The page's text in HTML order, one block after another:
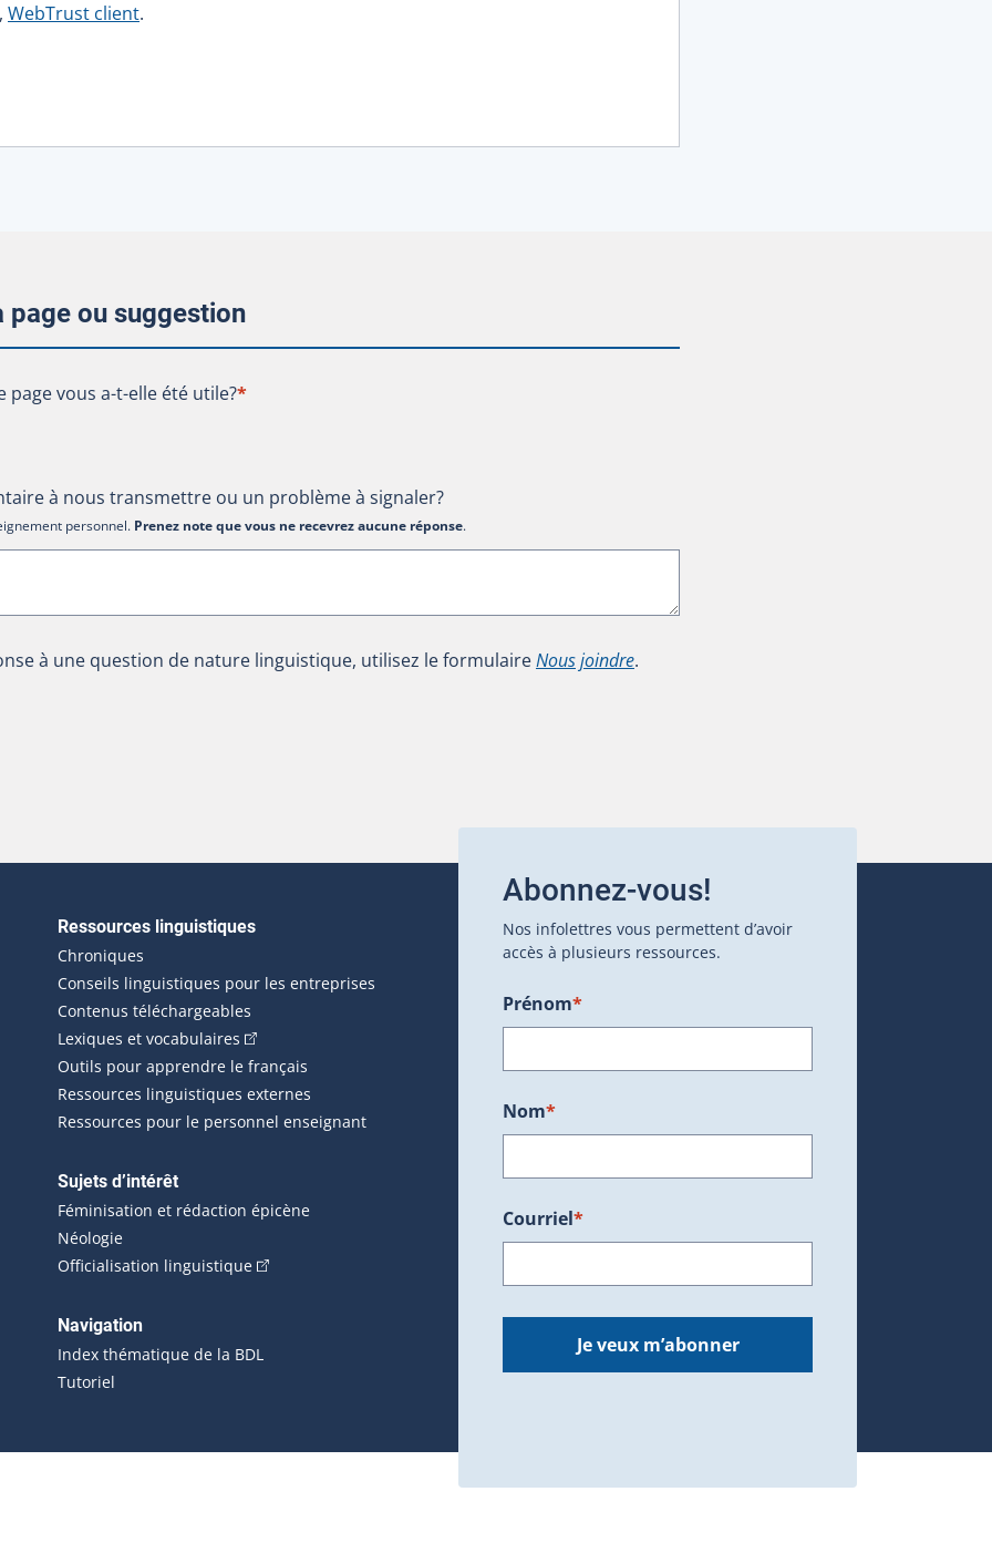
, WebTrust client.
page ou suggestion
page vous a-t-elle été utile?
page vous a-t-elle été utile?*
à nous transmettre ou un problème à signaler?
personnel. Prenez note que vous ne recevrez aucune réponse.
à une question de nature linguistique, utilisez le formulaireNous joindre.
externe s'ouvrira dans une nouvelle fenêtre.)
externe s'ouvrira dans une nouvelle fenêtre.)
dans une nouvelle fenêtre.)
s'ouvrira dans une nouvelle fenêtre.)
dans une nouvelle fenêtre.)
Ressources linguistiques
Chroniques
Conseils linguistiques pour les entreprises
Contenus téléchargeables
Lexiques et vocabulaires (Cet hyperlien externe s'ouvrira dans une nouvelle fenêtre.)
Outils pour apprendre le français
Ressources linguistiques externes
Ressources pour le personnel enseignant
Sujets d’intérêt
Féminisation et rédaction épicène
Néologie
Officialisation linguistique(Cet hyperlien externe s'ouvrira dans une nouvelle fenêtre.)
Navigation
Index thématique de la BDL
Tutoriel
Abonnez-vous!
Nos infolettres vous permettent d’avoir
accès à plusieurs ressources.
Prénom*
Nom*
Courriel*
Je veux m’abonner